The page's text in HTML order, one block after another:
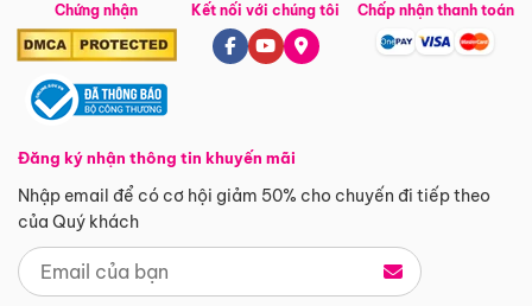
Chứng nhận
Đăng ký nhận thông tin khuyến mãi
Nhập email để có cơ hội giảm 50% cho chuyến đi tiếp theo
của Quý khách
Kết nối với chúng tôi Chấp nhận thanh toán